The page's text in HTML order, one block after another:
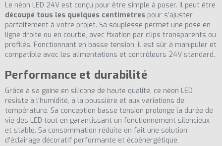
Le néon LED 24V est conçu pour être simple à poser. Il peut être
découpé tous les quelques centimètres pour s’ajuster
parfaitement à votre projet. Sa souplesse permet une pose en
ligne droite ou en courbe, avec fixation par clips transparents ou
profilés. Fonctionnant en basse tension, il est sûr à manipuler et
compatible avec les alimentations et contrôleurs 24V standard.
Performance et durabilité
Grâce à sa gaine en silicone de haute qualité, ce néon LED
résiste à l’humidité, à la poussière et aux variations de
température. Sa conception basse tension prolonge la durée de
vie des LED tout en garantissant un fonctionnement silencieux
et stable. Sa consommation réduite en fait une solution
d’éclairage décoratif performante et écoénergétique.